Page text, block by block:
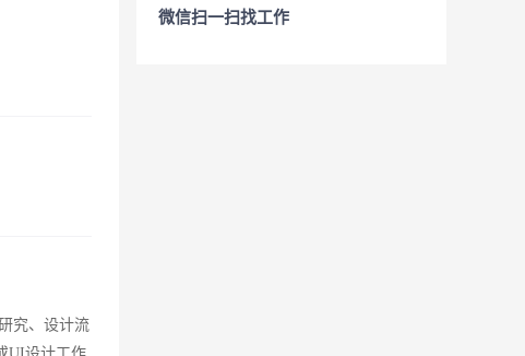
究、设计流
微信扫一扫找工作